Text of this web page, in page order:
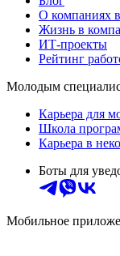
О компаниях
Жизнь в
ИТ-проекты
Рейтинг
Молодым
Карьера для
Школа
Карьера в
Боты для
Мобильное